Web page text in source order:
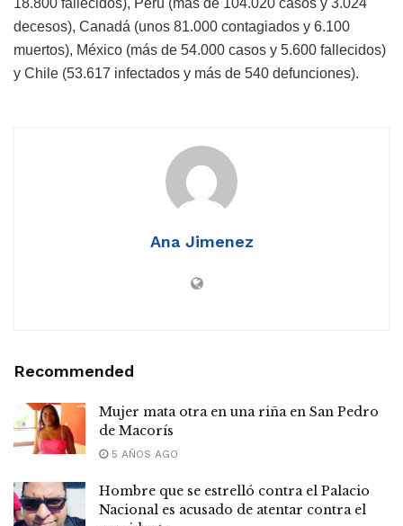
18.800 fallecidos), Perú (más de 104.020 casos y 3.024
decesos), Canadá (unos 81.000 contagiados y 6.100
muertos), México (más de 54.000 casos y 5.600 fallecidos)
y Chile (53.617 infectados y más de 540 defunciones).
Ana Jimenez
Recommended
Mujer mata otra en una riña en San Pedro
de Macorís
5 AÑOS AGO
Hombre que se estrelló contra el Palacio
Nacional es acusado de atentar contra el